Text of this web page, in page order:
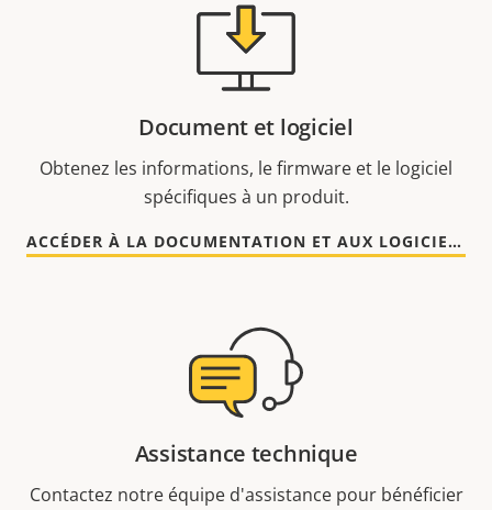
Document et logiciel
Obtenez les informations, le firmware et le logiciel
spécifiques à un produit.
ACCÉDER À LA DOCUMENTATION ET AUX LOGICIELS
Assistance technique
Contactez notre équipe d'assistance pour bénéficier